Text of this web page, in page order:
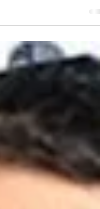
a che fare con il servizio